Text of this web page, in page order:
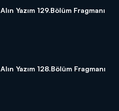
Alın Yazım 129.Bölüm Fragmanı
Alın Yazım 128.Bölüm Fragmanı